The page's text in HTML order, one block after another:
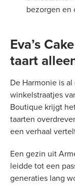
bezorgen en
Eva’s
taart
De Harmonie is
winkelstraatjes
Boutique krijgt
taarten
een verhaal
Een gezin uit
leidde tot een
generaties lang